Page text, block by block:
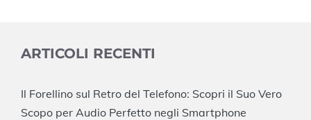
ARTICOLI RECENTI
Il Forellino sul Retro del Telefono: Scopri il Suo Vero
Scopo per Audio Perfetto negli Smartphone